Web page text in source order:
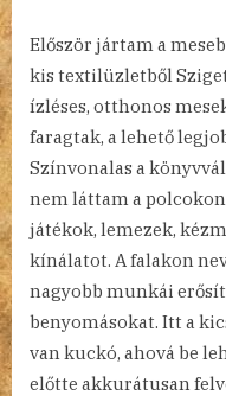
Először jártam a
kis textilüzletből
ízléses, otthonos
faragtak, a lehető
Színvonalas a
nem láttam a
játékok, lemezek,
kínálatot. A falakon
nagyobb munkái
benyomásokat. Itt a
van kuckó, ahová be
előtte akkurátusan